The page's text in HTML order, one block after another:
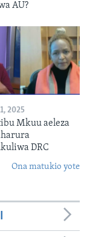
AU?
2025
Mkuu aeleza
DRC
Ona matukio yote